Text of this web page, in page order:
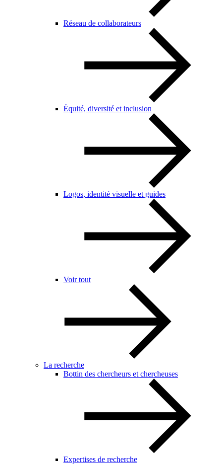
Réseau de collaborateurs
Équité, diversité et inclusion
Logos, identité visuelle et guides
Voir tout
La recherche
Bottin des chercheurs et chercheuses
Expertises de recherche